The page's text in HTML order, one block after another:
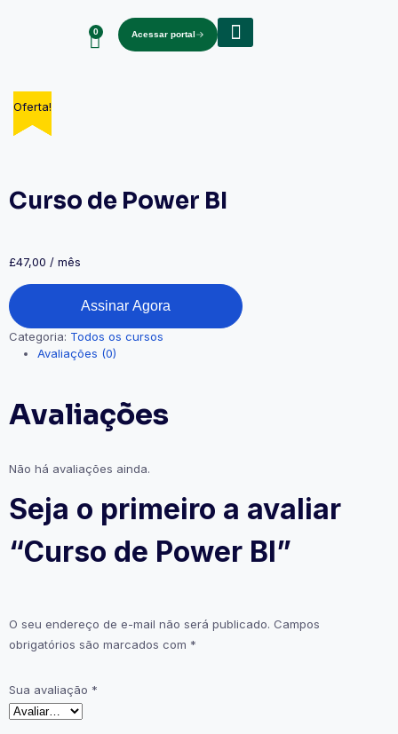
0 Acessar portal
Curso de Power BI
£47,00 / mês
Assinar Agora
Categoria: Todos os cursos
Avaliações (0)
Avaliações
Não há avaliações ainda.
Seja o primeiro a avaliar
“Curso de Power BI”
O seu endereço de e-mail não será publicado. Campos
obrigatórios são marcados com *
Sua avaliação *
Oferta!
Oferta!
Oferta!
Oferta!